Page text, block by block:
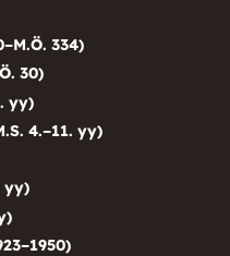
334)
30)
yy)
4.–11. yy)
yy)